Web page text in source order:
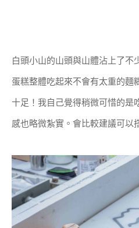
白頭小山的山頭與山體沾上了不
蛋糕整體吃起來不會有太重的麵
十足！我自己覺得稍微可惜的是
感也略微紮實。會比較建議可以